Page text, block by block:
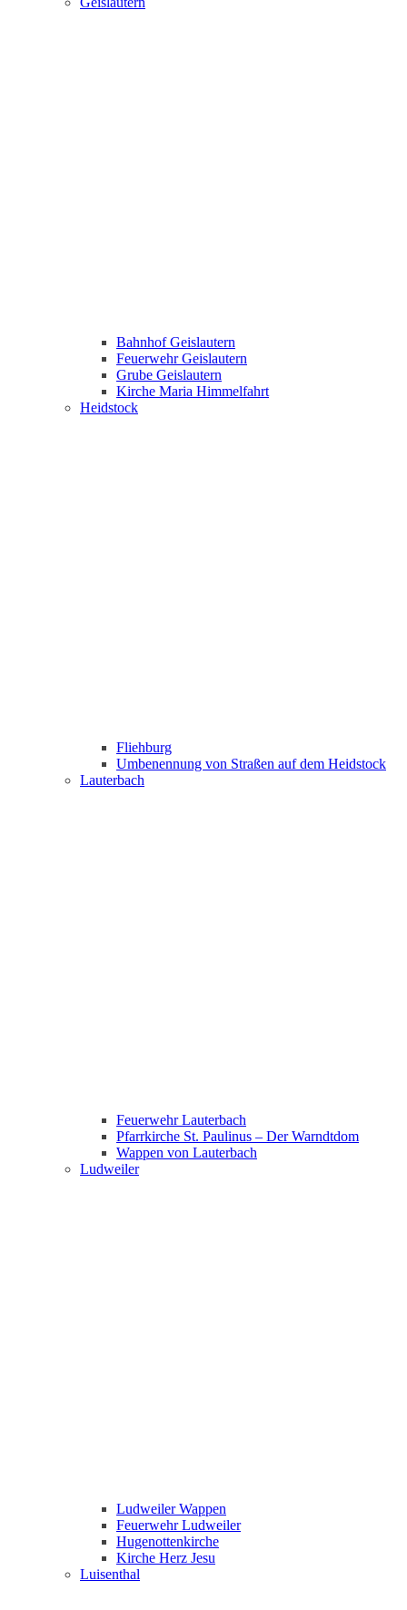
Bahnhof Geislautern
Feuerwehr Geislautern
Grube Geislautern
Kirche Maria Himmelfahrt
Heidstock
Fliehburg
Umbenennung von Straßen auf dem Heidstock
Lauterbach
Feuerwehr Lauterbach
Pfarrkirche St. Paulinus – Der Warndtdom
Wappen von Lauterbach
Ludweiler
Ludweiler Wappen
Feuerwehr Ludweiler
Hugenottenkirche
Kirche Herz Jesu
Luisenthal